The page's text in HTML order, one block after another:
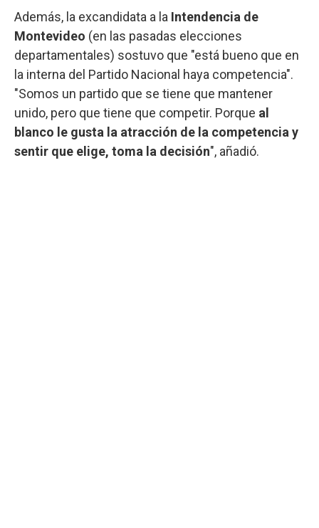
Además, la excandidata a la Intendencia de
Montevideo (en las pasadas elecciones
departamentales) sostuvo que "está bueno que en
la interna del Partido Nacional haya competencia".
"Somos un partido que se tiene que mantener
unido, pero que tiene que competir. Porque al
blanco le gusta la atracción de la competencia y
sentir que elige, toma la decisión", añadió.